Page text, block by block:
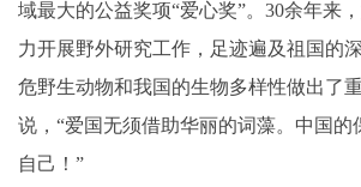
域最大的公益奖项“爱心奖”。30余年来
力开展野外研究工作，足迹遍及祖国的
危野生动物和我国的生物多样性做出了
说，“爱国无须借助华丽的词藻。中国的
自己！”